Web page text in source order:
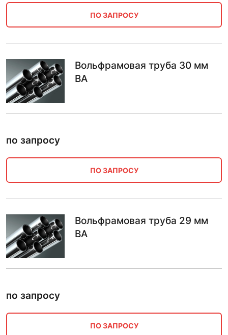
ПО ЗАПРОСУ
Вольфрамовая труба 30 мм
ВА
по запросу
ПО ЗАПРОСУ
Вольфрамовая труба 29 мм
ВА
по запросу
ПО ЗАПРОСУ